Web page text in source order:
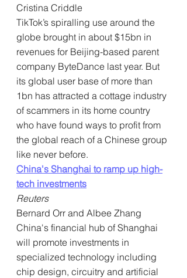
Cristina Criddle
TikTok’s spiralling use around the
globe brought in about $15bn in
revenues for Beijing-based parent
company ByteDance last year. But
its global user base of more than
1bn has attracted a cottage industry
of scammers in its home country
who have found ways to profit from
the global reach of a Chinese group
like never before.
China's Shanghai to ramp up high-
tech investments
Reuters
Bernard Orr and Albee Zhang
China's financial hub of Shanghai
will promote investments in
specialized technology including
chip design, circuitry and artificial